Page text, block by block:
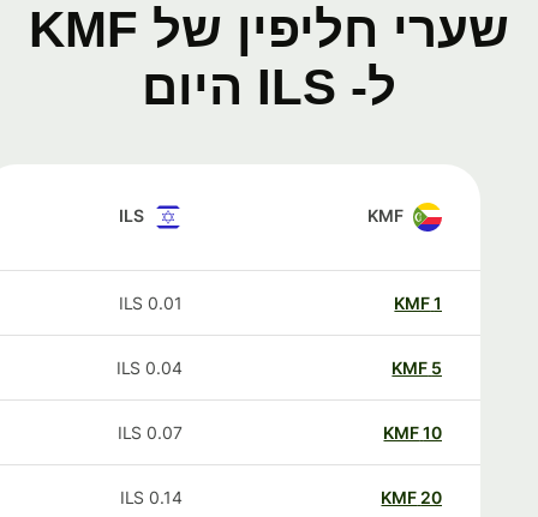
שערי חליפין של KMF
ל- ILS היום
KMF
ILS
KMF
0.01
ILS
KMF
0.04
ILS
KMF
0.07
ILS
20
KMF
0.14
ILS